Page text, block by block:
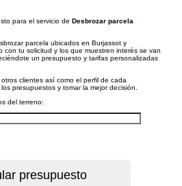
para el servicio de Desbrozar parcela
parcela ubicados en Burjassot y
con tu solicitud y los que muestren interés se van
un presupuesto y tarifas personalizadas
clientes así como el perfil de cada
presupuestos y tomar la mejor decisión.
del terreno: